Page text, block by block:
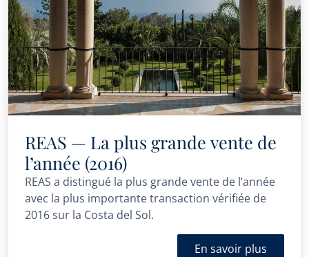
REAS — La plus grande vente de
l’année (2016)
REAS a distingué la plus grande vente de l’année
avec la plus importante transaction vérifiée de
2016 sur la Costa del Sol.
En savoir plus